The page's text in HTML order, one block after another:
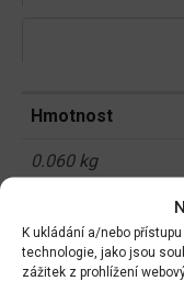
K ukládání a/nebo
technologie, jako jsou
zážitek z prohlížení
Hmotnost
0.060 kg
12 × 0.5 × 25 cm